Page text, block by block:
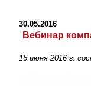
30.05.2016
Вебинар
16 июня 2016 г.